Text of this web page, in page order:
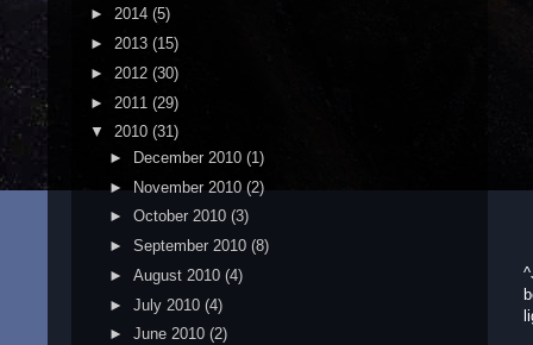
► 2014 (5)
► 2013 (15)
► 2012 (30)
► 2011 (29)
▼ 2010 (31)
►
December 2010 (1)
► November 2010 (2)
► October 2010 (3)
► September 2010 (8)
► August 2010 (4)
► July 2010 (4)
► June 2010 (2)